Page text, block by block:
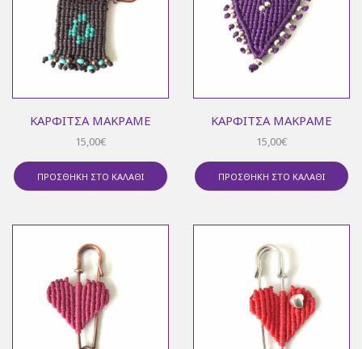
ΚΑΡΦΊΤΣΑ ΜΑΚΡΑΜΈ
15,00€
ΠΡΟΣΘΉΚΗ ΣΤΟ ΚΑΛΆΘΙ
ΚΑΡΦΊΤΣΑ ΜΑΚΡΑΜΈ
15,00€
ΠΡΟΣΘΉΚΗ ΣΤΟ ΚΑΛΆΘΙ